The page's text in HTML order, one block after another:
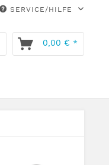
SERVICE/HILFE
0,00 € *